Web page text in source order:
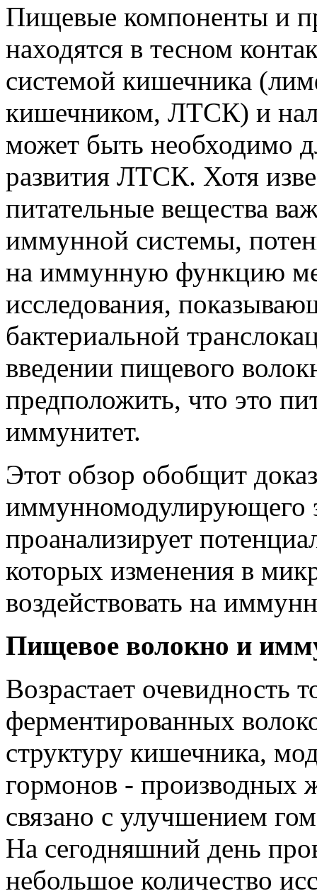
Пищевые компоненты и
находятся в тесном
системой кишечника
кишечником, ЛТСК) и
может быть необходимо
развития ЛТСК. Хотя
питательные вещества
иммунной системы,
на иммунную функцию
исследования,
бактериальной
введении пищевого
предположить, что это
иммунитет.
Этот обзор обобщит
иммунномодулирующего
проанализирует
которых изменения в
воздействовать на
Пищевое волокно и
Возрастает очевидность
ферментированных
структуру кишечника,
гормонов - производных
связано с улучшением
На сегодняшний день
небольшое количество